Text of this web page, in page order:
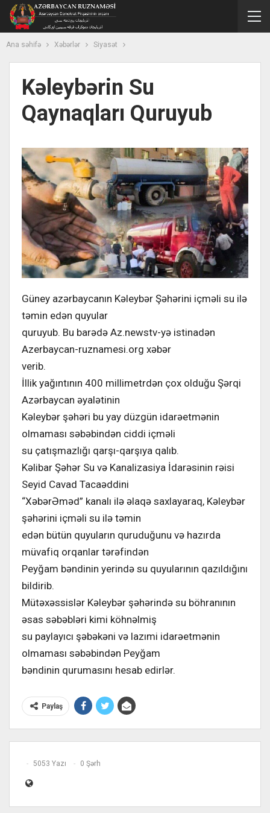
Ana səhifə Xəbərlər Siyasət
Kəleybərin Su
Qaynaqları Quruyub
Güney azərbaycanın Kəleybər Şəhərini içməli su ilə
təmin edən quyular
quruyub. Bu barədə Az.newstv-yə istinadən
Azerbaycan-ruznamesi.org xəbər
verib.
İllik yağıntının 400 millimetrdən çox olduğu Şərqi
Azərbaycan əyalətinin
Kəleybər şəhəri bu yay düzgün idarəetmənin
olmaması səbəbindən ciddi içməli
su çatışmazlığı qarşı-qarşıya qalıb.
Kəlibar Şəhər Su və Kanalizasiya İdarəsinin rəisi
Seyid Cavad Tacaəddini
“XəbərƏməd” kanalı ilə əlaqə saxlayaraq, Kəleybər
şəhərini içməli su ilə təmin
edən bütün quyuların quruduğunu və hazırda
müvafiq orqanlar tərəfindən
Peyğam bəndinin yerində su quyularının qazıldığını
bildirib.
Mütəxəssislər Kəleybər şəhərində su böhranının
əsas səbəbləri kimi köhnəlmiş
su paylayıcı şəbəkəni və lazımi idarəetmənin
olmaması səbəbindən Peyğam
bəndinin qurumasını hesab edirlər.
Paylaş
5053 Yazı 0 Şərh